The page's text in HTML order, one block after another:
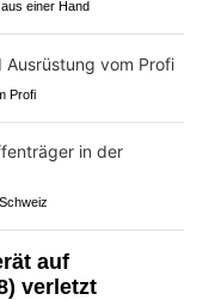
einer Hand
Profi
auf
verletzt